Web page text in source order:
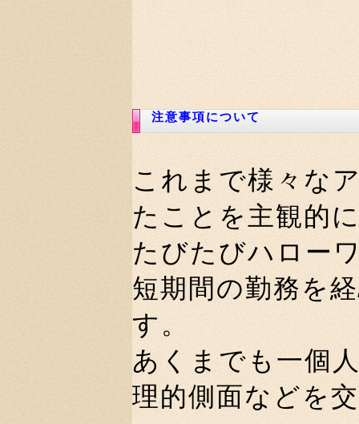
注意事項について
これまで様々な
たことを主観的
たびたびハロー
短期間の勤務を
す。
あくまでも一個
理的側面などを